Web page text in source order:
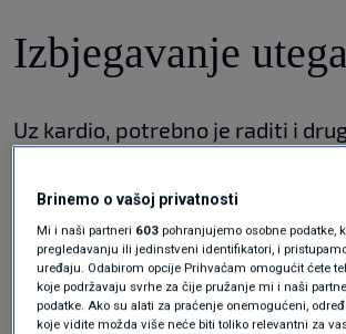
Izbjegavanje utega
Uz kardio, potrebno je raditi i
masnoće, ne biste trebali
utega. Na ovaj način možete
mišiće, a mišići opet omogućuju
sagorijevanja kalorija.
Brinemo o vašoj privatnosti
Mi i naši partneri 603 pohranjujemo osobne podatke,
pregledavanju ili jedinstveni identifikatori, i
uređaju. Odabirom opcije Prihvaćam omogućit ćete
koje podržavaju svrhe za čije pružanje mi i naši
podatke. Ako su alati za praćenje onemogućeni,
koje vidite možda više neće biti toliko relevantni za